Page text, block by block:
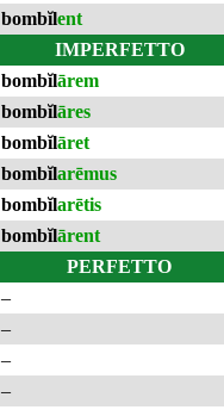
bombĭlent
IMPERFETTO
bombĭlārem
bombĭlāres
bombĭlāret
bombĭlarēmus
bombĭlarētis
bombĭlārent
PERFETTO
–
–
–
–